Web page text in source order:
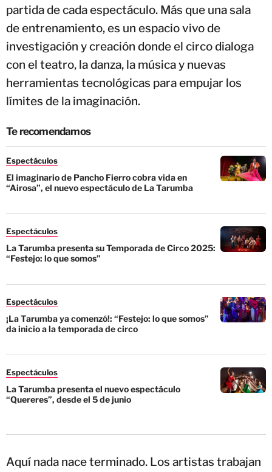
partida de cada espectáculo. Más que una sala
de entrenamiento, es un espacio vivo de
investigación y creación donde el circo dialoga
con el teatro, la danza, la música y nuevas
herramientas tecnológicas para empujar los
límites de la imaginación.
Te recomendamos
Espectáculos
El imaginario de Pancho Fierro cobra vida en
“Airosa”, el nuevo espectáculo de La Tarumba
Espectáculos
La Tarumba presenta su Temporada de Circo 2025:
“Festejo: lo que somos”
Espectáculos
¡La Tarumba ya comenzó!: “Festejo: lo que somos”
da inicio a la temporada de circo
Espectáculos
La Tarumba presenta el nuevo espectáculo
“Quereres”, desde el 5 de junio
Aquí nada nace terminado. Los artistas trabajan